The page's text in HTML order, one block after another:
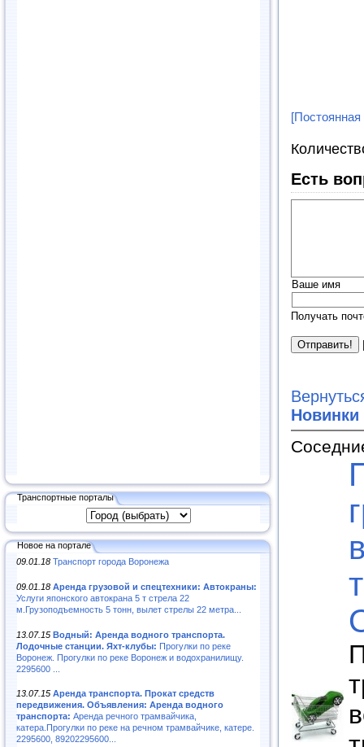
Транспортные порталы
Новое на портале
09.01.18 Транспорт города Воронежа
09.01.18 Аренда грузовой и спецтехники: Автокраны:
Услуги японского автокрана 5 т стрела 22
м.Грузоподъемность 5 тонн, вылет стрелы 22 метра...
13.07.15 Водный: Аренда водного транспорта.
Лодочные станции. Яхт-клубы: Прогулки по реке
Воронеж. Прогулки по реке Воронеж и водохранилищу.
2295600 ...
13.07.15 Аренда транспорта. Прокат средств
передвижения. Объявления: Аренда водного
транспорта: Аренда речного трамвайчика,
катера.Прогулки по реке на речном трамвайчике, катере.
2295600, 89202295600...
Есть
Ваше имя
Получать
Новинки